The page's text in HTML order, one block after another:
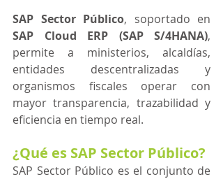
SAP Sector Público
SAP Cloud ERP (SAP S/4HANA),
permite a ministerios, alcaldías,
entidades descentralizadas y
organismos fiscales operar con
mayor transparencia, trazabilidad y
eficiencia en tiempo real.
¿Qué es SAP Sector Público?
SAP Sector Público es el conjunto de